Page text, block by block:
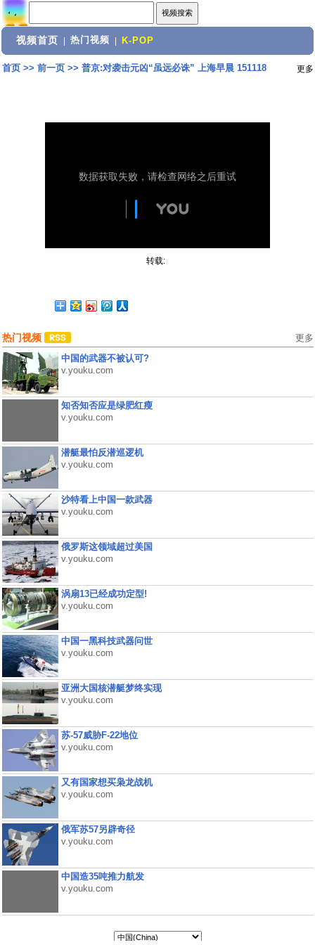
视频首页 热门视频 K-POP
首页>> 前一页>> 普京:对袭击元凶“虽远必诛” 上海早晨 151118 更多
转载:
热门视频 更多
中国的武器不被认可?
v.youku.com
知否知否应是绿肥红瘦
v.youku.com
潜艇最怕反潜巡逻机
v.youku.com
沙特看上中国一款武器
v.youku.com
俄罗斯这领域超过美国
v.youku.com
涡扇13已经成功定型!
v.youku.com
中国一黑科技武器问世
v.youku.com
亚洲大国核潜艇梦终实现
v.youku.com
苏-57威胁F-22地位
v.youku.com
又有国家想买枭龙战机
v.youku.com
俄军苏57另辟奇径
v.youku.com
中国造35吨推力航发
v.youku.com